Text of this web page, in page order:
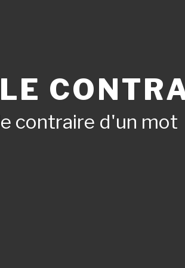
contraire d'un mot